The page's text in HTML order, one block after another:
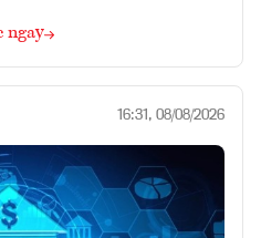
ngay
16:31, 08/08/2026